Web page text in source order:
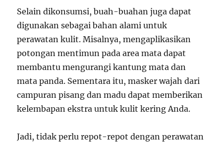
Selain dikonsumsi, buah-buahan juga dapat
digunakan sebagai bahan alami untuk
perawatan kulit. Misalnya, mengaplikasikan
potongan mentimun pada area mata dapat
membantu mengurangi kantung mata dan
mata panda. Sementara itu, masker wajah dari
campuran pisang dan madu dapat memberikan
kelembapan ekstra untuk kulit kering Anda.
Jadi, tidak perlu repot-repot dengan perawatan